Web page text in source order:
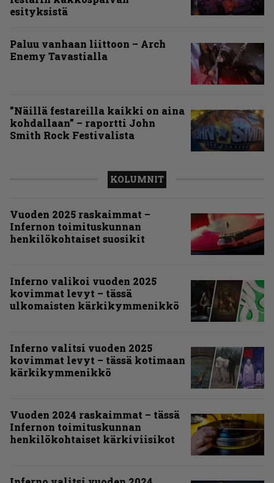
esityksistä
Paluu vanhaan liittoon – Arch
Enemy Tavastialla
”Näillä festareilla kaikki on aina
kohdallaan” – raportti John
Smith Rock Festivalista
KOLUMNIT
Vuoden 2025 raskaimmat –
Infernon toimituskunnan
henkilökohtaiset suosikit
Inferno valikoi vuoden 2025
kovimmat levyt – tässä
ulkomaisten kärkikymmenikkö
Inferno valitsi vuoden 2025
kovimmat levyt – tässä kotimaan
kärkikymmenikkö
Vuoden 2024 raskaimmat – tässä
Infernon toimituskunnan
henkilökohtaiset kärkiviisikot